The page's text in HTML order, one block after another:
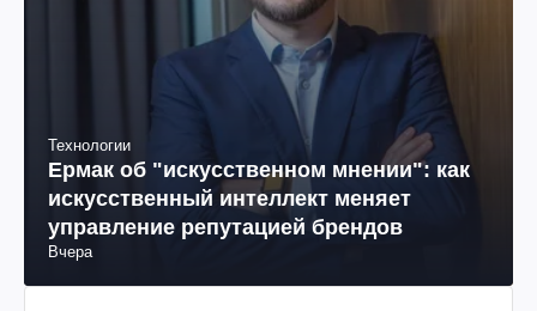
Технологии
Ермак об "искусственном мнении": как
искусственный интеллект меняет
управление репутацией брендов
Вчера